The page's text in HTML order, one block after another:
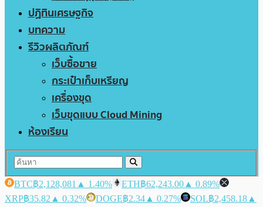
ปฏิทินเศรษฐกิจ
บทความ
รีวิวผลิตภัณฑ์
เว็บซื้อขาย
กระเป๋าเก็บเหรียญ
เครื่องขุด
เว็บขุดแบบ Cloud Mining
ห้องเรียน
BTC฿2,128,081 ▲ 1.40% ETH฿62,243.00 ▲ 0.89%
XRP฿35.82 ▲ 0.32% DOGE฿2.34 ▲ 0.27% SOL฿2,458.18 ▲